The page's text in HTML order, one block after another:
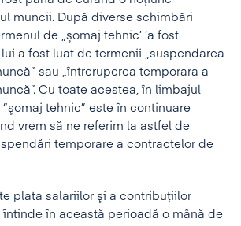
muncii. După diverse schimbări
de „şomaj tehnic’ ‘a fost
a fost luat de termenii „suspendarea
sau „întreruperea temporara a
Cu toate acestea, în limbajul
tehnic” este în continuare
vrem să ne referim la astfel de
temporare a contractelor de
plata salariilor şi a contribuţiilor
întinde în această perioadă o mână de